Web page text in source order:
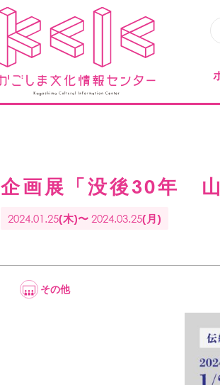
企画展「没後30年 山
2024.01.25(木)〜 2024.03.25(月)
その他